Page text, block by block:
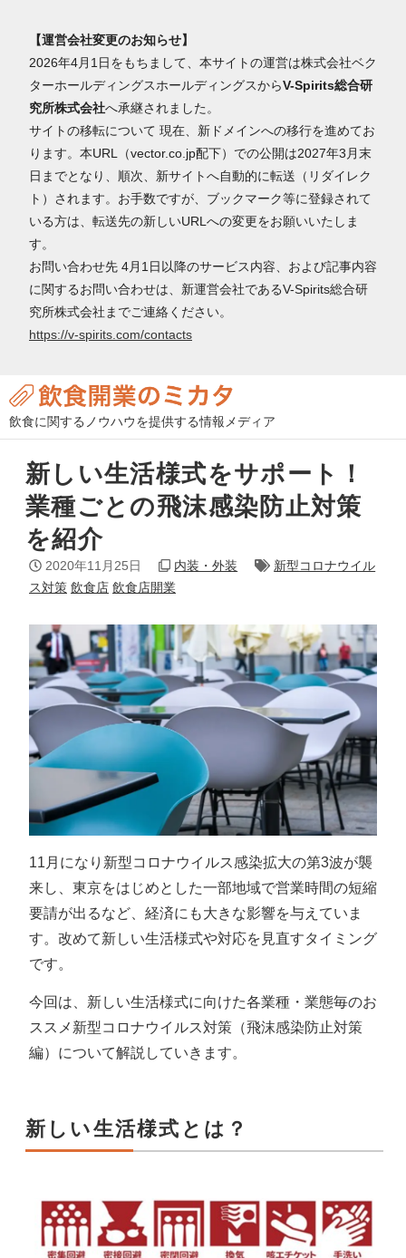
【運営会社変更のお知らせ】
2026年4月1日をもちまして、本サイトの運営は株式会社ベク
ターホールディングスホールディングスからV-Spirits総合研
究所株式会社へ承継されました。
サイトの移転について 現在、新ドメインへの移行を進めてお
ります。本URL（vector.co.jp配下）での公開は2027年3月末
日までとなり、順次、新サイトへ自動的に転送（リダイレク
ト）されます。お手数ですが、ブックマーク等に登録されて
いる方は、転送先の新しいURLへの変更をお願いいたしま
す。
お問い合わせ先 4月1日以降のサービス内容、および記事内容
に関するお問い合わせは、新運営会社であるV-Spirits総合研
究所株式会社までご連絡ください。
https://v-spirits.com/contacts
飲食に関するノウハウを提供する情報メディア
新しい生活様式をサポート！
業種ごとの飛沫感染防止対策
を紹介
2020年11月25日 内装・外装
新型コロナウイル
ス対策 飲食店 飲食店開業
11月になり新型コロナウイルス感染拡大の第3波が襲
来し、東京をはじめとした一部地域で営業時間の短縮
要請が出るなど、経済にも大きな影響を与えていま
す。改めて新しい生活様式や対応を見直すタイミング
です。
今回は、新しい生活様式に向けた各業種・業態毎のお
ススメ新型コロナウイルス対策（飛沫感染防止対策
編）について解説していきます。
新しい生活様式とは？